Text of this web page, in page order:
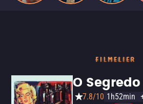
O
7.8/10 1h52min